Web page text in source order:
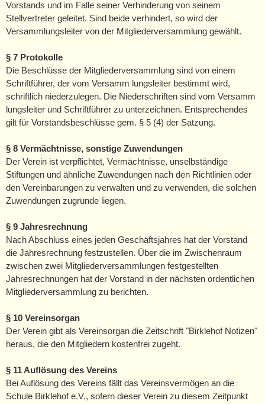
Vorstands und im Falle seiner Verhinderung von seinem
Stellvertreter geleitet. Sind beide verhindert, so wird der
Versammlungsleiter von der Mitgliederversammlung gewählt.
§ 7 Protokolle
Die Beschlüsse der Mitgliederversammlung sind von einem
Schriftführer, der vom Versamm lungsleiter bestimmt wird,
schriftlich niederzulegen. Die Niederschriften sind vom Versamm
lungsleiter und Schriftführer zu unterzeichnen. Entsprechendes
gilt für Vorstandsbeschlüsse gem. § 5 (4) der Satzung.
§ 8 Vermächtnisse, sonstige Zuwendungen
Der Verein ist verpflichtet, Vermächtnisse, unselbständige
Stiftungen und ähnliche Zuwendungen nach den Richtlinien oder
den Vereinbarungen zu verwalten und zu verwenden, die solchen
Zuwendungen zugrunde liegen.
§ 9 Jahresrechnung
Nach Abschluss eines jeden Geschäftsjahres hat der Vorstand
die Jahresrechnung festzustellen. Über die im Zwischenraum
zwischen zwei Mitgliederversammlungen festgestellten
Jahresrechnungen hat der Vorstand in der nächsten ordentlichen
Mitgliederversammlung zu berichten.
§ 10 Vereinsorgan
Der Verein gibt als Vereinsorgan die Zeitschrift "Birklehof Notizen"
heraus, die den Mitgliedern kostenfrei zugeht.
§ 11 Auflösung des Vereins
Bei Auflösung des Vereins fällt das Vereinsvermögen an die
Schule Birklehof e.V., sofern dieser Verein zu diesem Zeitpunkt